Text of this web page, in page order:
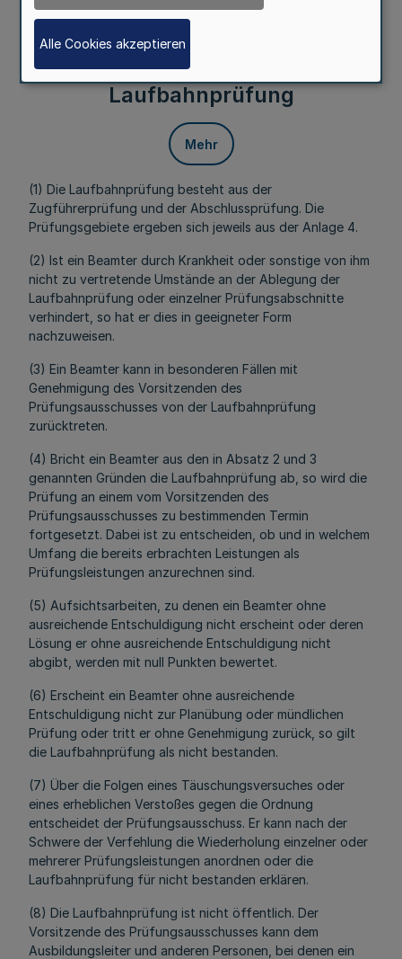
heranziehen.
§ 12
Durchführung der
Laufbahnprüfung
Mehr
(1) Die Laufbahnprüfung besteht aus der
Zugführerprüfung und der Abschlussprüfung. Die
Prüfungsgebiete ergeben sich jeweils aus der Anlage 4.
(2) Ist ein Beamter durch Krankheit oder sonstige von ihm
nicht zu vertretende Umstände an der Ablegung der
Laufbahnprüfung oder einzelner Prüfungsabschnitte
verhindert, so hat er dies in geeigneter Form
nachzuweisen.
(3) Ein Beamter kann in besonderen Fällen mit
Genehmigung des Vorsitzenden des
Prüfungsausschusses von der Laufbahnprüfung
zurücktreten.
(4) Bricht ein Beamter aus den in Absatz 2 und 3
genannten Gründen die Laufbahnprüfung ab, so wird die
Prüfung an einem vom Vorsitzenden des
Prüfungsausschusses zu bestimmenden Termin
fortgesetzt. Dabei ist zu entscheiden, ob und in welchem
Umfang die bereits erbrachten Leistungen als
Prüfungsleistungen anzurechnen sind.
(5) Aufsichtsarbeiten, zu denen ein Beamter ohne
ausreichende Entschuldigung nicht erscheint oder deren
Lösung er ohne ausreichende Entschuldigung nicht
abgibt, werden mit null Punkten bewertet.
(6) Erscheint ein Beamter ohne ausreichende
Entschuldigung nicht zur Planübung oder mündlichen
Prüfung oder tritt er ohne Genehmigung zurück, so gilt
die Laufbahnprüfung als nicht bestanden.
(7) Über die Folgen eines Täuschungsversuches oder
eines erheblichen Verstoßes gegen die Ordnung
entscheidet der Prüfungsausschuss. Er kann nach der
Schwere der Verfehlung die Wiederholung einzelner oder
mehrerer Prüfungsleistungen anordnen oder die
Laufbahnprüfung für nicht bestanden erklären.
(8) Die Laufbahnprüfung ist nicht öffentlich. Der
Vorsitzende des Prüfungsausschusses kann dem
Ausbildungsleiter und anderen Personen, bei denen ein
Alle Cookies akzeptieren